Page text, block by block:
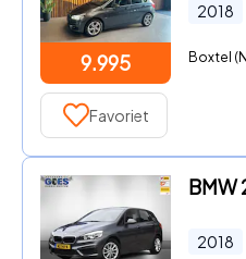
9.995
2018
Boxtel
Favoriet
2018